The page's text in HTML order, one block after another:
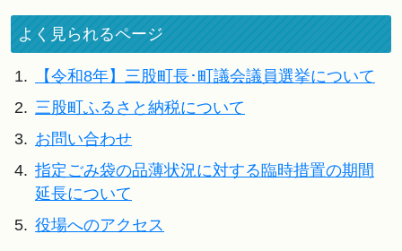
よく見られるページ
1.
【令和8年】三股町長･町議会議員選挙について
2. 三股町ふるさと納税について
3. お問い合わせ
4. 指定ごみ袋の品薄状況に対する臨時措置の期間
延長について
5. 役場へのアクセス